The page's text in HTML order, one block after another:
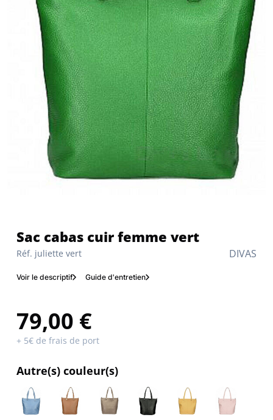
DIVAS
Réf. juliette vert
Sac cabas cuir femme vert
Voir le descriptif Guide d'entretien
79,00 €
+ 5€ de frais de port
Autre(s) couleur(s)